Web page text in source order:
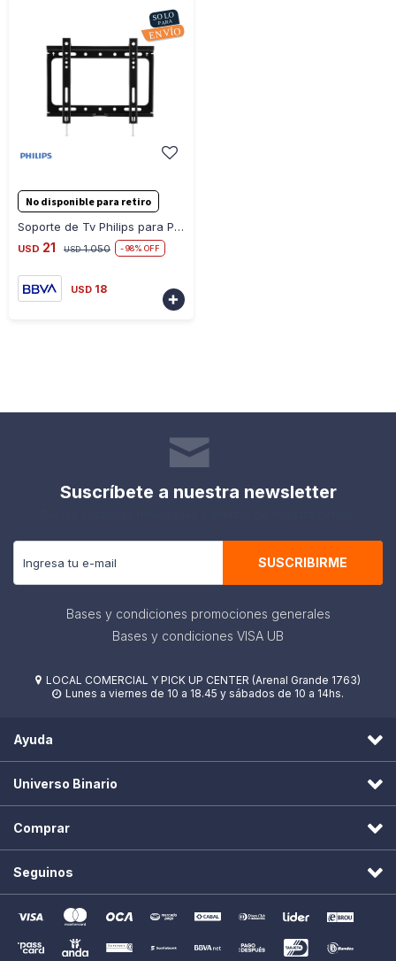
No disponible para retiro
Soporte de Tv Philips para Pared Fijo Universal de 17
USD 21 USD 1.050 98
USD 18

Suscríbete a nuestra newsletter
SUSCRIBIRME
Bases y condiciones promociones generales
Bases y condiciones VISA UB
 LOCAL COMERCIAL Y PICK UP CENTER (Arenal Grande 1763)
 Lunes a viernes de 10 a 18.45 y sábados de 10 a 14hs.
Ayuda
Universo Binario
Comprar
Seguinos